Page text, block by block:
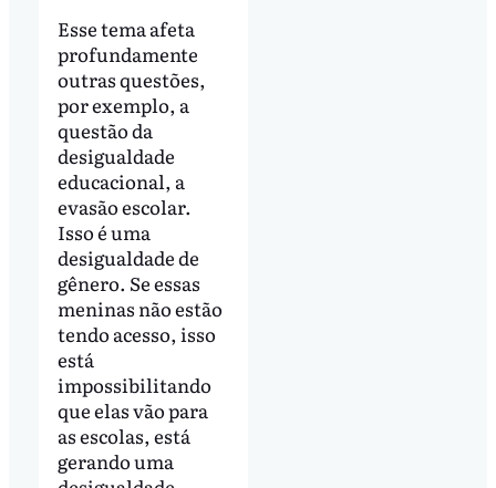
Esse tema afeta
profundamente
outras questões,
por exemplo, a
questão da
desigualdade
educacional, a
evasão escolar.
Isso é uma
desigualdade de
gênero. Se essas
meninas não estão
tendo acesso, isso
está
impossibilitando
que elas vão para
as escolas, está
gerando uma